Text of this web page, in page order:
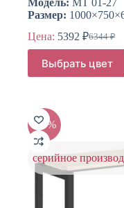
Модель: МТ 01-27
Размер:
Цена:
6344₽
6344 ₽.
5392 ₽Текущая
5392 ₽.
Выбрать цвет
Этот
товар
имеет
Опции
можно
выбрать
на
странице
товара.
-20%
серийное